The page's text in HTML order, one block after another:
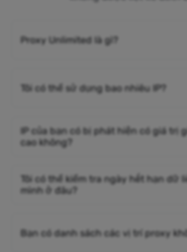
Proxy Unlimited là gì?
Tôi có thể sử dụng bao nhiêu IP?
IP của bạn có bị phát hiện có giá trị
cao không?
Tôi có thể kiểm tra ngày hết hạn dữ
mình ở đâu?
Bạn có danh sách các vị trí proxy